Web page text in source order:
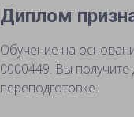
Диплом
Обучение на
0000449. Вы
переподготовке.